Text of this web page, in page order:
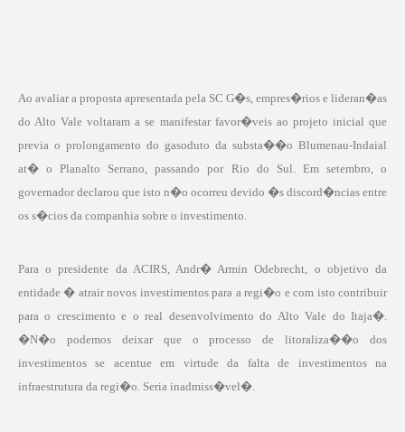
Ao avaliar a proposta apresentada pela SC G�s, empres�rios e lideran�as
do Alto Vale voltaram a se manifestar favor�veis ao projeto inicial que
previa o prolongamento do gasoduto da substa��o Blumenau-Indaial
at� o Planalto Serrano, passando por Rio do Sul. Em setembro, o
governador declarou que isto n�o ocorreu devido �s discord�ncias entre
os s�cios da companhia sobre o investimento.
Para o presidente da ACIRS, Andr� Armin Odebrecht, o objetivo da
entidade � atrair novos investimentos para a regi�o e com isto contribuir
para o crescimento e o real desenvolvimento do Alto Vale do Itaja�.
�N�o podemos deixar que o processo de litoraliza��o dos
investimentos se acentue em virtude da falta de investimentos na
infraestrutura da regi�o. Seria inadmiss�vel�.